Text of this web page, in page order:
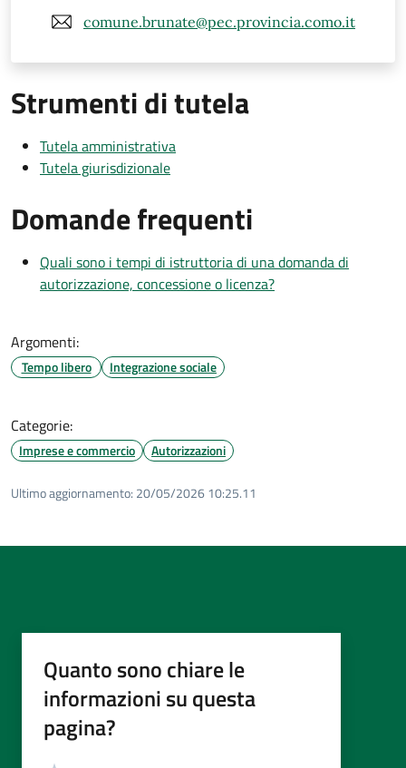
comune.brunate@pec.provincia.como.it
Strumenti di tutela
Tutela amministrativa
Tutela giurisdizionale
Domande frequenti
Quali sono i tempi di istruttoria di una domanda di
autorizzazione, concessione o licenza?
Argomenti:
Tempo libero Integrazione sociale
Categorie:
Imprese e commercio Autorizzazioni
Ultimo aggiornamento: 20/05/2026 10:25.11
Quanto sono chiare le
informazioni su questa
pagina?